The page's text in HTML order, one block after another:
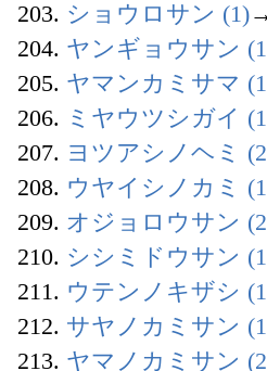
203. ショウロサン (1)
204. ヤンギョウサン
205. ヤマンカミサマ
206. ミヤウツシガイ
207. ヨツアシノヘミ
208. ウヤイシノカミ
209. オジョロウサン
210. シシミドウサン
211. ウテンノキザシ
212. サヤノカミサン
213. ヤマノカミサン